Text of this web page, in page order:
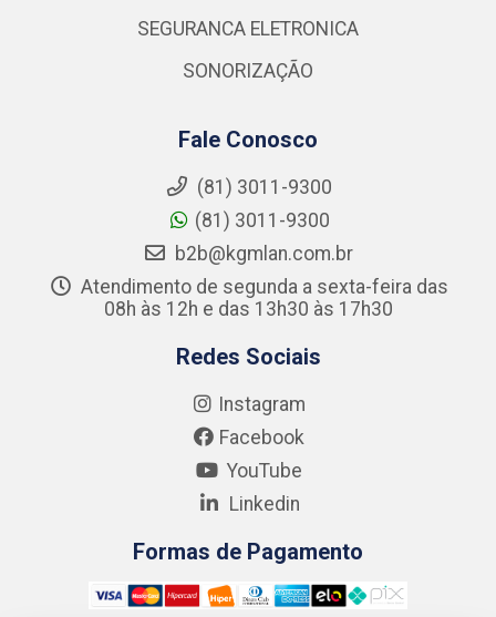
SEGURANCA ELETRONICA
SONORIZAÇÃO
Fale Conosco
(81) 3011-9300
(81) 3011-9300
b2b@kgmlan.com.br
Atendimento de segunda a sexta-feira das
08h às 12h e das 13h30 às 17h30
Redes Sociais
Instagram
Facebook
YouTube
Linkedin
Formas de Pagamento